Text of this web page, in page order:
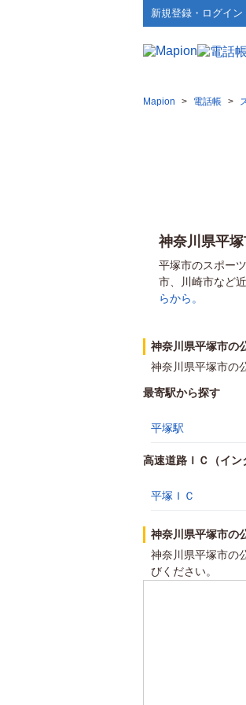
新規登録・ログイン
Mapion > 電話帳 >
神奈川県平
平塚市のスポー
市、川崎市など
らから。
神奈川県平塚市の
神奈川県平塚市の
最寄駅から探す
平塚駅
高速道路ＩＣ（イ
平塚ＩＣ
神奈川県平塚市の
神奈川県平塚市の
びください。